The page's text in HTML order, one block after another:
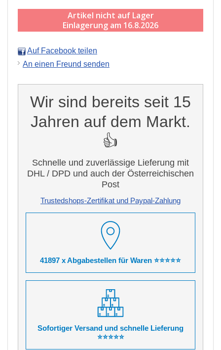
Artikel nicht auf Lager
Einlagerung am 16.8.2026
Auf Facebook teilen
An einen Freund senden
Wir sind bereits seit 15
Jahren auf dem Markt.
👍
Schnelle und zuverlässige Lieferung mit
DHL / DPD und auch der Österreichischen
Post
Trustedshops-Zertifikat und Paypal-Zahlung
41897 x Abgabestellen für Waren ⭐⭐⭐⭐⭐
Sofortiger Versand und schnelle Lieferung
⭐⭐⭐⭐⭐